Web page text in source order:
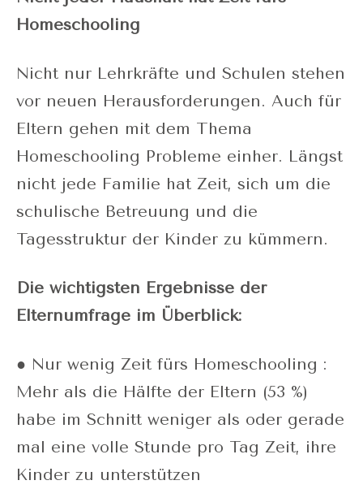
Homeschooling
Nicht nur Lehrkräfte und Schulen stehen
vor neuen Herausforderungen. Auch für
Eltern gehen mit dem Thema
Homeschooling Probleme einher. Längst
nicht jede Familie hat Zeit, sich um die
schulische Betreuung und die
Tagesstruktur der Kinder zu kümmern.
Die wichtigsten Ergebnisse der
Elternumfrage im Überblick:
● Nur wenig Zeit fürs Homeschooling :
Mehr als die Hälfte der Eltern (53 %)
habe im Schnitt weniger als oder gerade
mal eine volle Stunde pro Tag Zeit, ihre
Kinder zu unterstützen